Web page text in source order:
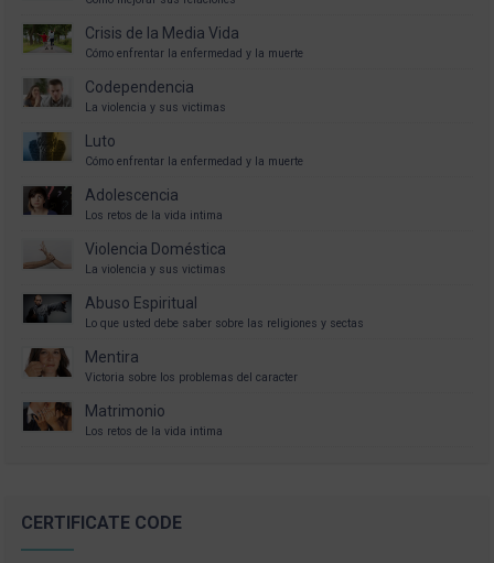
Crisis de la Media Vida
Cómo enfrentar la enfermedad y la muerte
Codependencia
La violencia y sus victimas
Luto
Cómo enfrentar la enfermedad y la muerte
Adolescencia
Los retos de la vida intima
Violencia Doméstica
La violencia y sus victimas
Abuso Espiritual
Lo que usted debe saber sobre las religiones y sectas
Mentira
Victoria sobre los problemas del caracter
Matrimonio
Los retos de la vida intima
CERTIFICATE CODE